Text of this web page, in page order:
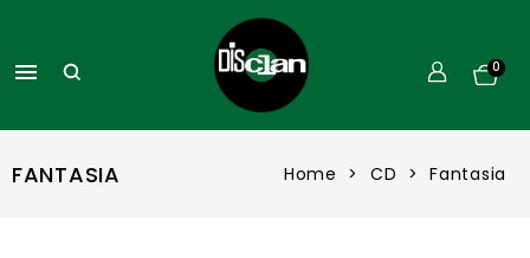
 0
FANTASIA Home CD Fantasia